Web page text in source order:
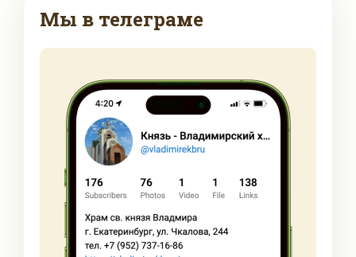
Мы в телеграме